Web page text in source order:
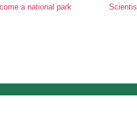
a national park